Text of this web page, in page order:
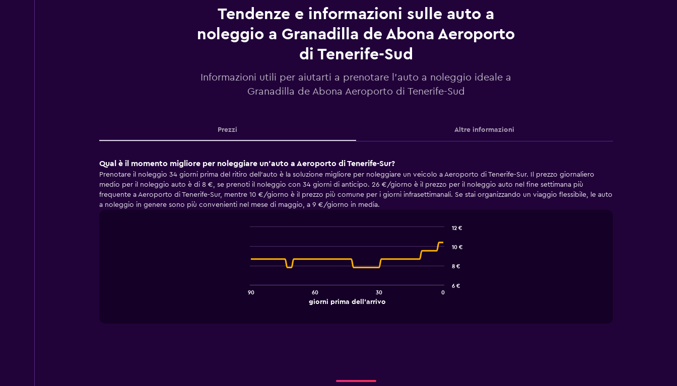
Tendenze e informazioni sulle auto a
noleggio a Granadilla de Abona Aeroporto
di Tenerife-Sud
Informazioni utili per aiutarti a prenotare l'auto a noleggio ideale a
Granadilla de Abona Aeroporto di Tenerife-Sud
Prezzi Altre informazioni
Qual è il momento migliore per noleggiare un'auto a Aeroporto di Tenerife-Sur?
Prenotare il noleggio 34 giorni prima del ritiro dell'auto è la soluzione migliore per noleggiare un veicolo a Aeroporto di Tenerife-Sur. Il prezzo giornaliero
medio per il noleggio auto è di 8 €, se prenoti il noleggio con 34 giorni di anticipo. 26 €/giorno è il prezzo per il noleggio auto nel fine settimana più
frequente a Aeroporto di Tenerife-Sur, mentre 10 €/giorno è il prezzo più comune per i giorni infrasettimanali. Se stai organizzando un viaggio flessibile, le auto
a noleggio in genere sono più convenienti nel mese di maggio, a 9 €/giorno in media.
chart
The
giorni prima dell'arrivo
90 60 30 0
6 €
8 €
10 €
12 €